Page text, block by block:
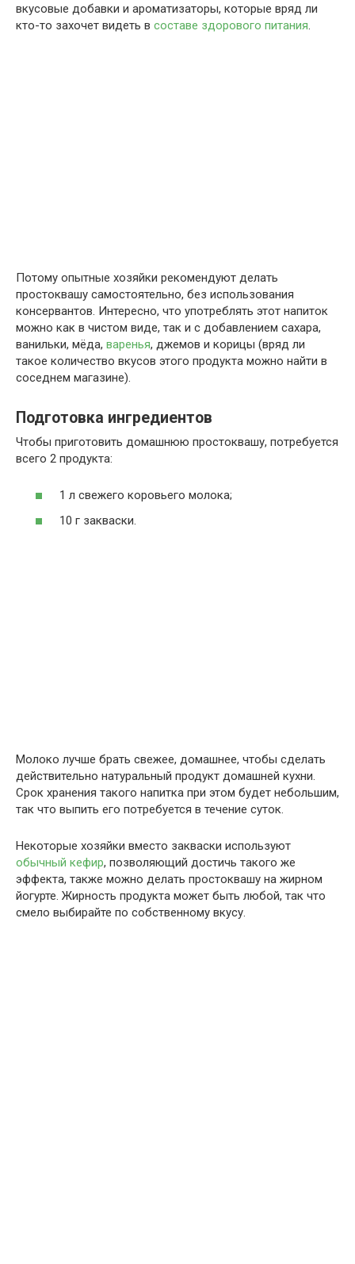
вкусовые добавки и ароматизаторы, которые вряд ли
кто-то захочет видеть в составе здорового питания.
Потому опытные хозяйки рекомендуют делать
простоквашу самостоятельно, без использования
консервантов. Интересно, что употреблять этот напиток
можно как в чистом виде, так и с добавлением сахара,
ванильки, мёда, варенья, джемов и корицы (вряд ли
такое количество вкусов этого продукта можно найти в
соседнем магазине).
Подготовка ингредиентов
Чтобы приготовить домашнюю простоквашу, потребуется
всего 2 продукта:
1 л свежего коровьего молока;
10 г закваски.
Молоко лучше брать свежее, домашнее, чтобы сделать
действительно натуральный продукт домашней кухни.
Срок хранения такого напитка при этом будет небольшим,
так что выпить его потребуется в течение суток.
Некоторые хозяйки вместо закваски используют
обычный кефир, позволяющий достичь такого же
эффекта, также можно делать простоквашу на жирном
йогурте. Жирность продукта может быть любой, так что
смело выбирайте по собственному вкусу.